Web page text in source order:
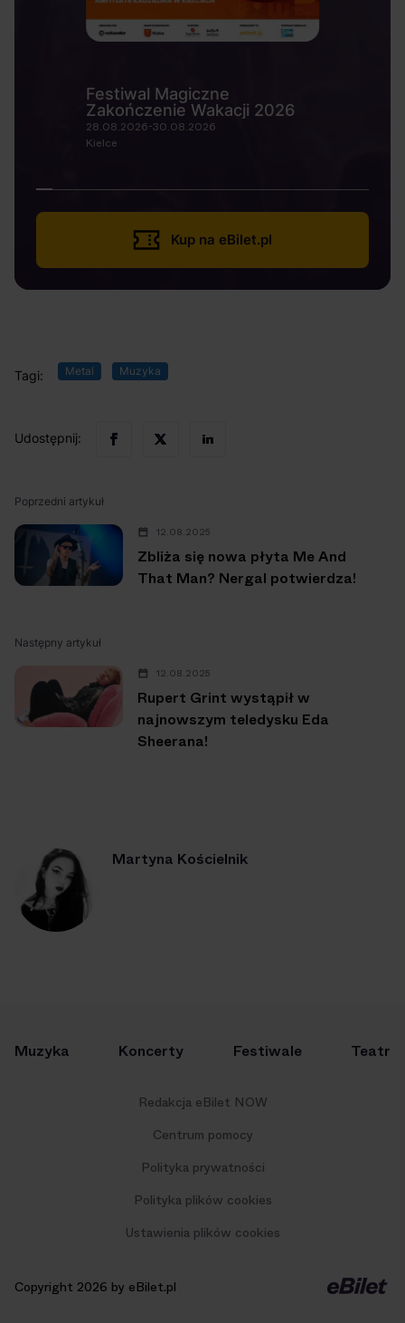
Festiwal Magiczne
Zakończenie Wakacji 2026
28.08.2026-30.08.2026
Kielce
Kup na eBilet.pl
Tagi: Metal Muzyka
Udostępnij:
Poprzedni artykuł
12.08.2025
Zbliża się nowa płyta Me And
That Man? Nergal potwierdza!
Następny artykuł
12.08.2025
Rupert Grint wystąpił w
najnowszym teledysku Eda
Sheerana!
Martyna Kościelnik
Muzyka Koncerty Festiwale Teatr
Redakcja eBilet NOW
Centrum pomocy
Polityka prywatności
Polityka plików cookies
Ustawienia plików cookies
Copyright 2026 by eBilet.pl